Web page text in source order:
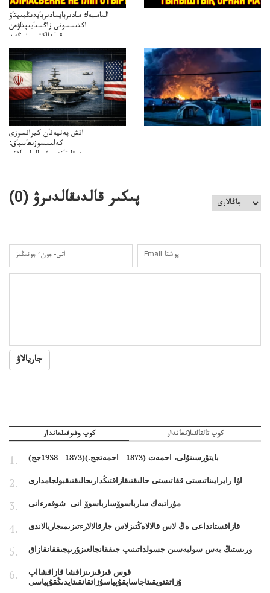
الماسبەك سادىربايسادىربايدىڭيىپتاۋ
اكتىسسوتى زاڭسىايىپتاۋەن
قولدااكتىسىنىڭەن
ميلليونزاڭسىزدىعىمەنقولدانوسىرىلگەنميلليوندار
اقش پەنپەنان كيرانسوزى
كەلىسسوزىعاسپاق:
دوقايتازدەسۋىجالعاسپاقتى
پىكىر قالدىقالدىرۋ (0
)
جاريالاۋ
كوپ وقىوقىلعاندار كوپ تالتالقىلانعاندار
بايتۇرسىنۇلى، احمەت (1873—احمەتجج.)(1873—1938جج)
اۋا رايرايىناتىستى ققاتىستى حالىقتىقازاقتىڭدارىحالىقتىقبولجامدارى
مۇراتبەك سارباسوۆسارباسوۆ انى–شوفەرءانى
قازاقستانداعى ەڭ لاس قالالاەڭتىزلاس جارقالالارءتىزىمىجاريالاندى
ورىستىڭ بەس سولبەسىن جسولداتىنىپ جىققانجالعىزۇرىپجىققانقازاق
قوس قىزقىزىنزاقشا قازاقشااپ
ۇزاتقتويقىتاجاساپقۇپياسۇزاتقانقىتايدىڭقۇپياسى